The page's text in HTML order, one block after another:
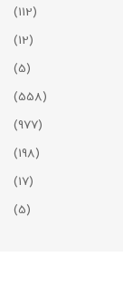
(112)
(12)
(5)
(558)
(977)
(198)
(17)
(5)